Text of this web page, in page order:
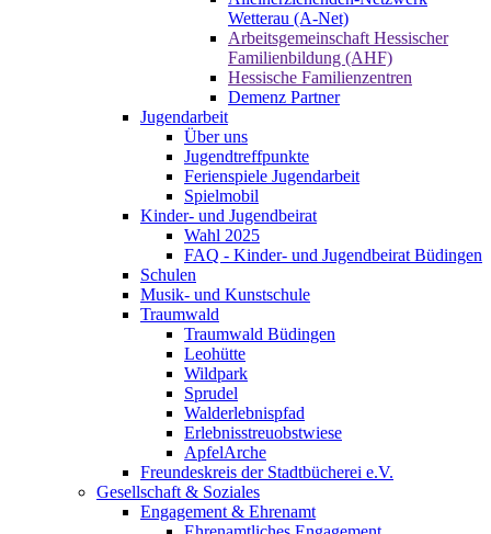
Wetterau (A-Net)
Arbeitsgemeinschaft Hessischer
Familienbildung (AHF)
Hessische Familienzentren
Demenz Partner
Jugendarbeit
Über uns
Jugendtreffpunkte
Ferienspiele Jugendarbeit
Spielmobil
Kinder- und Jugendbeirat
Wahl 2025
FAQ - Kinder- und Jugendbeirat Büdingen
Schulen
Musik- und Kunstschule
Traumwald
Traumwald Büdingen
Leohütte
Wildpark
Sprudel
Walderlebnispfad
Erlebnisstreuobstwiese
ApfelArche
Freundeskreis der Stadtbücherei e.V.
Gesellschaft & Soziales
Engagement & Ehrenamt